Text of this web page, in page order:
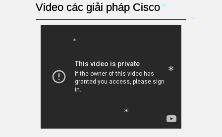
Video các giải pháp Cisco
*